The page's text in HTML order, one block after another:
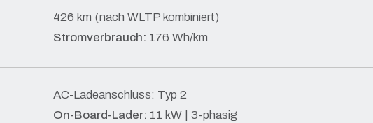
426 km (nach WLTP kombiniert)
Stromverbrauch: 176 Wh/km
AC-Ladeanschluss: Typ 2
On-Board-Lader: 11 kW | 3-phasig